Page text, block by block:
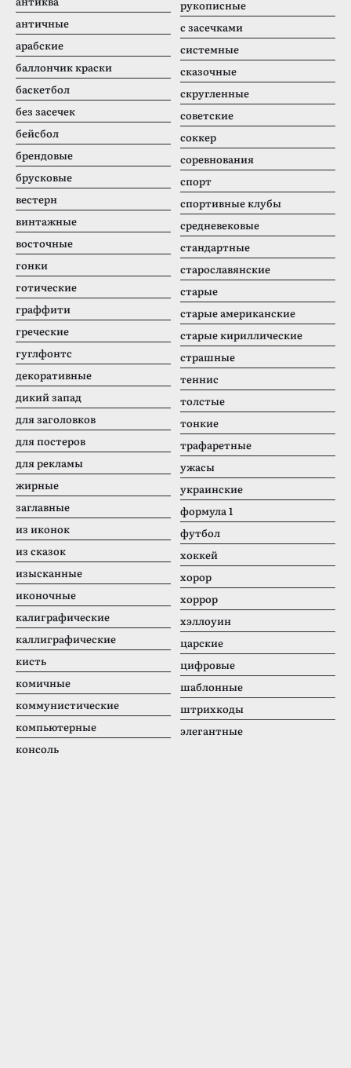
античные
арабские
баллончик краски
баскетбол
без засечек
бейсбол
брендовые
брусковые
вестерн
винтажные
восточные
гонки
готические
граффити
греческие
гуглфонтс
декоративные
дикий запад
для заголовков
для постеров
для рекламы
жирные
заглавные
из иконок
из сказок
изысканные
иконочные
калиграфические
каллиграфические
кисть
комичные
коммунистические
компьютерные
консоль
рукописные
с засечками
системные
сказочные
скругленные
советские
соккер
соревнования
спорт
спортивные клубы
средневековые
стандартные
старославянские
старые
старые американские
старые кириллические
страшные
теннис
толстые
тонкие
трафаретные
ужасы
украинские
формула 1
футбол
хоккей
хорор
хоррор
хэллоуин
царские
цифровые
шаблонные
штрихкоды
элегантные